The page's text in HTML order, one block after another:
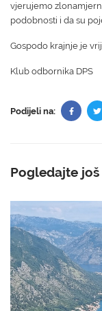
vjerujemo
podobnosti i da su
Gospodo krajnje je
Klub odbornika DPS
Podijeli na:
Pogledajte još